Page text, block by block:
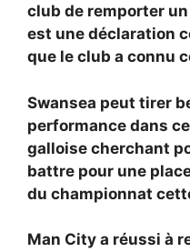
club de remporter
est une déclaration
que le club a connu
Swansea peut tirer
performance dans
galloise cherchant
battre pour une
du championnat
Man City a réussi à